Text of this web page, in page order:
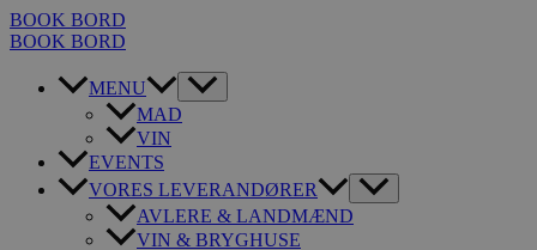
Gå
til
BOOK BORD
BOOK BORD
MENU
MAD
VIN
EVENTS
VORES LEVERANDØRER
AVLERE & LANDMÆND
VIN & BRYGHUSE